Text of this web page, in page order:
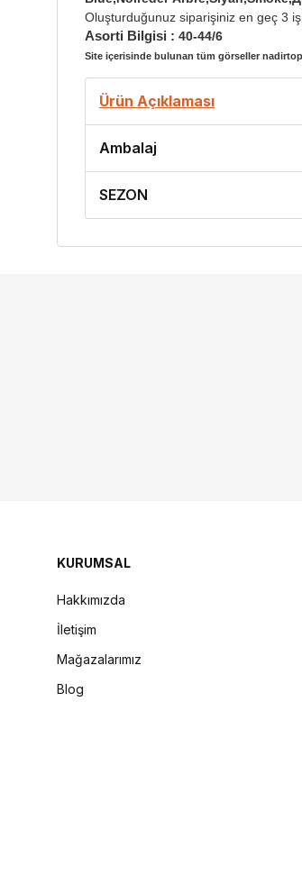
Oluşturduğunuz siparişiniz en geç 3
Asorti Bilgisi : 40-44/6
Site içerisinde bulunan tüm görseller
Ürün Açıklaması
Ambalaj
SEZON
KURUMSAL
Hakkımızda
İletişim
Mağazalarımız
Blog